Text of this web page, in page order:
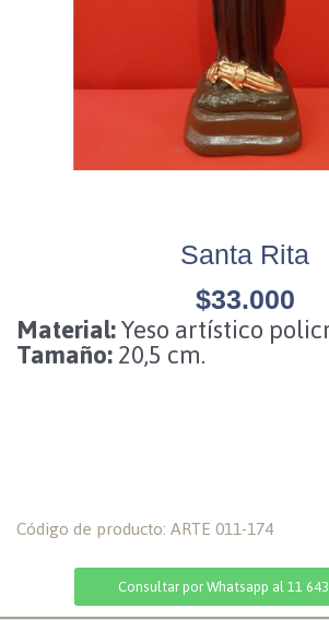
Santa Rita
$33.000
Material:Yeso artístico
Tamaño:20,5 cm.
Código de producto: ARTE 011-174
Consultar por Whatsapp al 11